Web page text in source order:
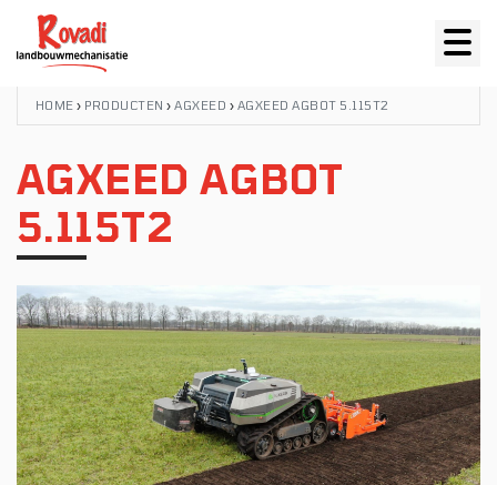
HOME › PRODUCTEN ›AGXEED › AGXEED AGBOT 5.115T2
AGXEED AGBOT
5.115T2